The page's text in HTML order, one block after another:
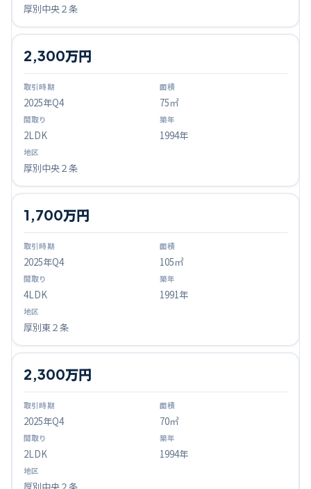
厚別中央２条
2025年Q4
2,300万円
75㎡
2LDK 1994年
厚別中央２条
2025年Q4
1,700万円
105㎡
4LDK 1991年
厚別東２条
2025年Q4
2,300万円
70㎡
2LDK 1994年